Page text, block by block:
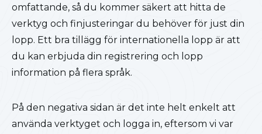
omfattande, så du kommer säkert att hitta de
verktyg och finjusteringar du behöver för just din
lopp. Ett bra tillägg för internationella lopp är att
du kan erbjuda din registrering och lopp
information på flera språk.
På den negativa sidan är det inte helt enkelt att
använda verktyget och logga in, eftersom vi var